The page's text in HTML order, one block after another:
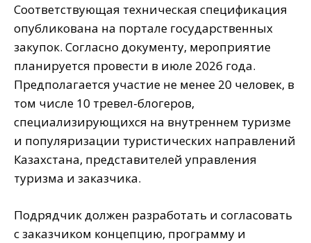
Соответствующая техническая спецификация
опубликована на портале государственных
закупок. Согласно документу, мероприятие
планируется провести в июле 2026 года.
Предполагается участие не менее 20 человек, в
том числе 10 тревел-блогеров,
специализирующихся на внутреннем туризме
и популяризации туристических направлений
Казахстана, представителей управления
туризма и заказчика.
Подрядчик должен разработать и согласовать
с заказчиком концепцию, программу и